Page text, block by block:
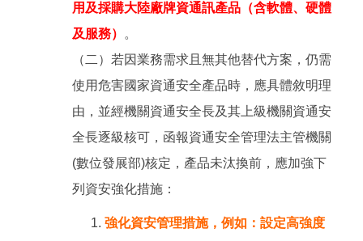
用及採購大陸廠牌資通訊產品（含軟體、硬體
及服務）
。
（二）若因業務需求且無其他替代方案，仍需
使用危害國家資通安全產品時，應具體敘明理
由，並經機關資通安全長及其上級機關資通安
全長逐級核可，函報資通安全管理法主管機關
(數位發展部)核定，產品未汰換前，應加強下
列資安強化措施：
強化資安管理措施，例如：設定高強度